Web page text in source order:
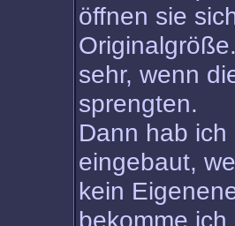
öffnen sie
sehr, wenn
sprengten.
Dann hab
eingebaut,
kein
bekomme